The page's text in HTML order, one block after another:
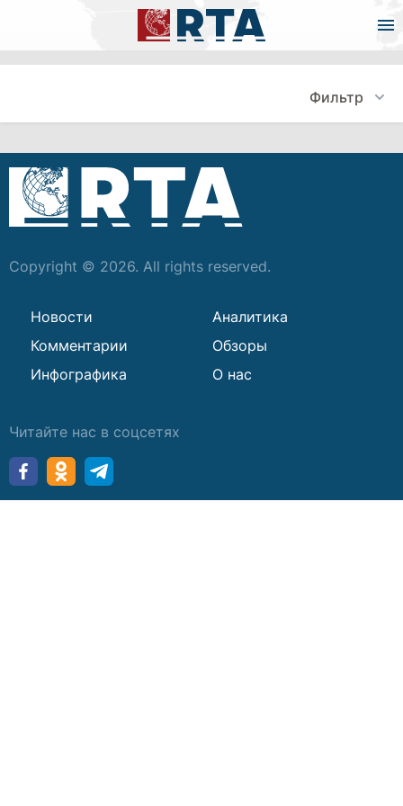
Фильтр
Copyright © 2026. All rights reserved.
Новости
Аналитика
Комментарии
Обзоры
Инфографика
О нас
Читайте нас в соцсетях